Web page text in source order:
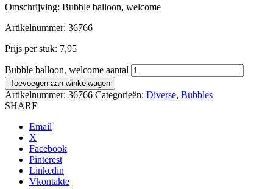
Omschrijving: Bubble balloon, welcome
Artikelnummer: 36766
Prijs per stuk: 7,95
Bubble balloon, welcome aantal
Toevoegen aan winkelwagen
Artikelnummer: 36766 Categorieën: Diverse, Bubbles
SHARE
Email
X
Facebook
Pinterest
Linkedin
Vkontakte